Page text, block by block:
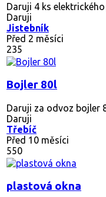
Daruji 4 ks
Daruji
Jistebník
Před 2 měsíci
235
Bojler 80l
Daruji za odvoz bojler
Daruji
Třebíč
Před 10 měsíci
550
plastová okna